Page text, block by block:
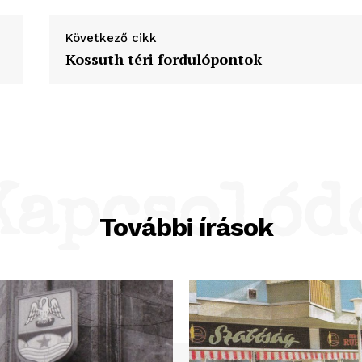
Következő cikk
Kossuth téri fordulópontok
További írások